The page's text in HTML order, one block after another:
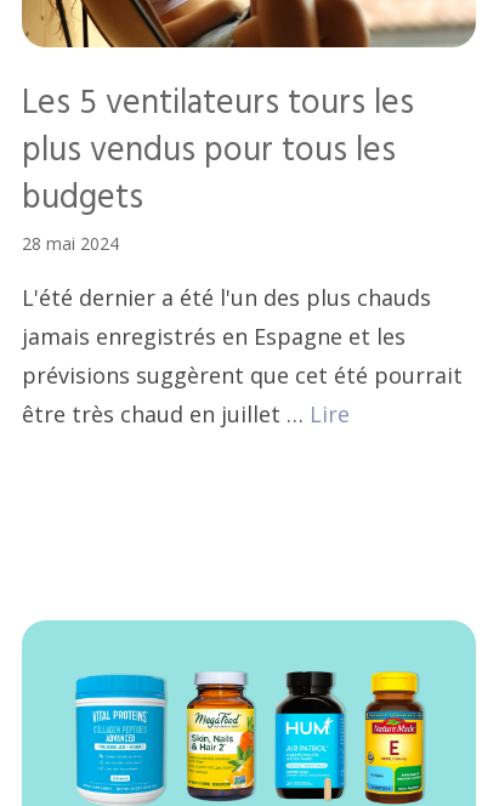
Les 5 ventilateurs tours les
plus vendus pour tous les
budgets
28 mai 2024
L'été dernier a été l'un des plus chauds
jamais enregistrés en Espagne et les
prévisions suggèrent que cet été pourrait
être très chaud en juillet … Lire